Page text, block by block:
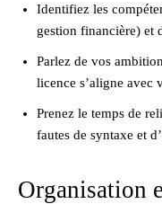
Identifiez les
gestion financière) et
Parlez de vos
licence s’aligne avec
Prenez le temps de
fautes de syntaxe et
Organisation